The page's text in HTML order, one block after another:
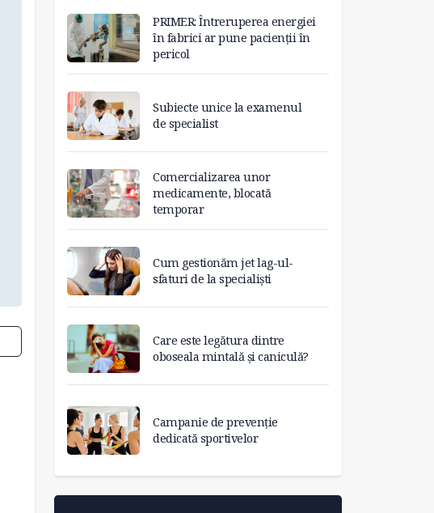
PRIMER: Întreruperea energiei
în fabrici ar pune pacienții în
pericol
Subiecte unice la examenul
de specialist
Comercializarea unor
medicamente, blocată
temporar
Cum gestionăm jet lag-ul-
sfaturi de la specialiști
Care este legătura dintre
oboseala mintală și caniculă?
Campanie de prevenție
dedicată sportivelor